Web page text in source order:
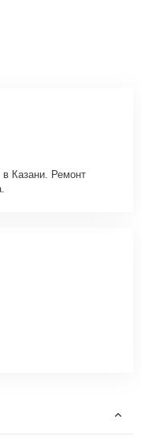
Казани. Ремонт